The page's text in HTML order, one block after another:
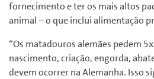
fornecimento e ter os mais altos
animal – o que inclui alimentação
“Os matadouros alemães pedem
nascimento, criação, engorda,
devem ocorrer na Alemanha. Isso